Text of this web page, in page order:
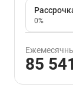
0%
85 541